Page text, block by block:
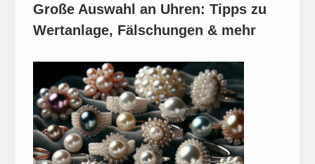
Große Auswahl an Uhren: Tipps zu
Wertanlage, Fälschungen & mehr